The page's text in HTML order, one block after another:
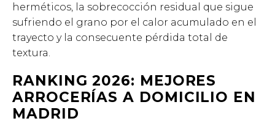
herméticos, la sobrecocción residual que sigue
sufriendo el grano por el calor acumulado en el
trayecto y la consecuente pérdida total de
textura.
RANKING 2026: MEJORES
ARROCERÍAS A DOMICILIO EN
MADRID